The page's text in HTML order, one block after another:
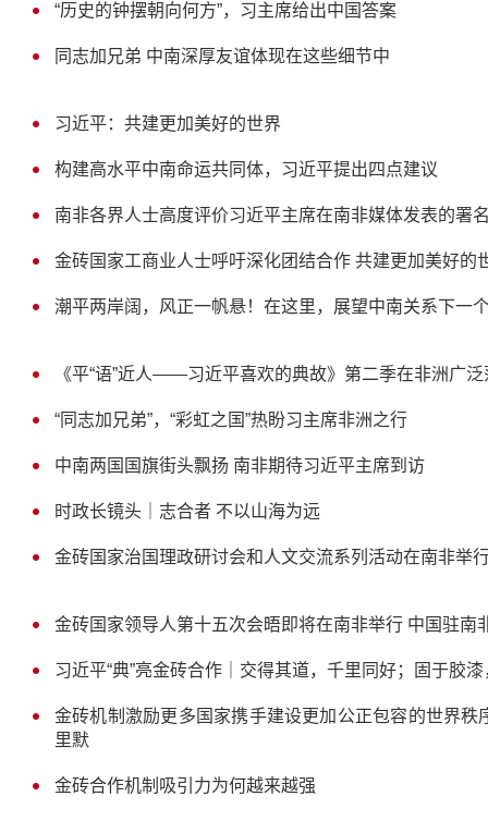
“历史的钟摆朝向何方”，习主席给出中国答案
同志加兄弟 中南深厚友谊体现在这些细节中
习近平：共建更加美好的世界
构建高水平中南命运共同体，习近平提出四点建议
南非各界人士高度评价习近平主席在南非媒体发表的署
金砖国家工商业人士呼吁深化团结合作 共建更加美好的
潮平两岸阔，风正一帆悬！在这里，展望中南关系下一
《平“语”近人——习近平喜欢的典故》第二季在非洲广
“同志加兄弟”，“彩虹之国”热盼习主席非洲之行
中南两国国旗街头飘扬 南非期待习近平主席到访
时政长镜头｜志合者 不以山海为远
金砖国家治国理政研讨会和人文交流系列活动在南非举
金砖国家领导人第十五次会晤即将在南非举行 中国驻南
习近平“典”亮金砖合作｜交得其道，千里同好；固于胶
金砖机制激励更多国家携手建设更加公正包容的世界
里默
金砖合作机制吸引力为何越来越强